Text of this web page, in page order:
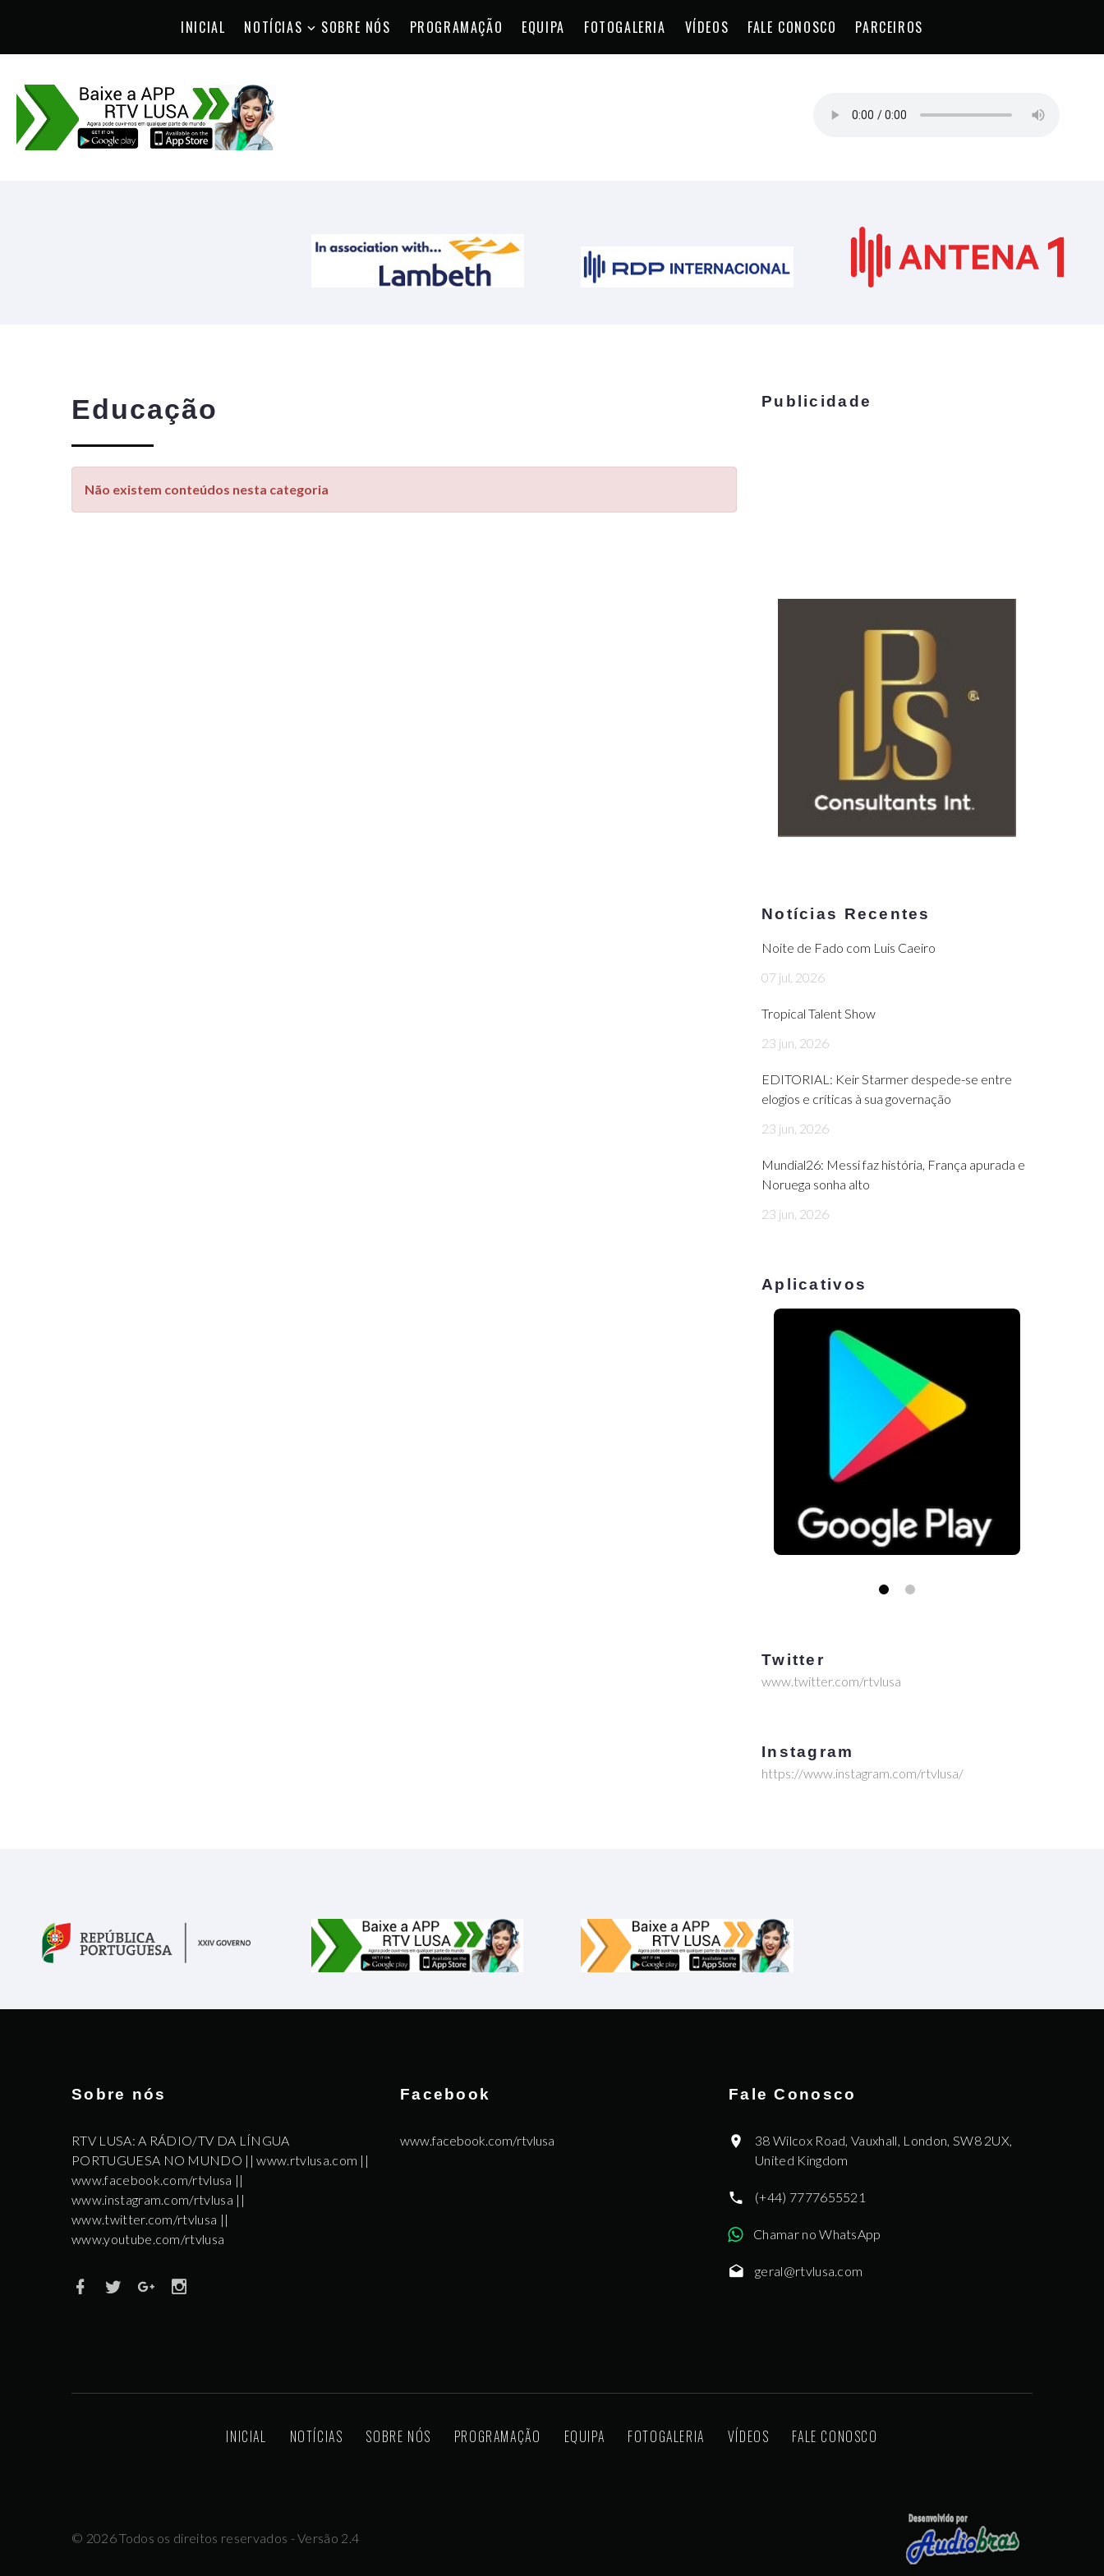
INICIAL NOTÍCIAS SOBRE NÓS PROGRAMAÇÃO EQUIPA FOTOGALERIA VÍDEOS FALE CONOSCO PARCEIROS
Educação
Não existem conteúdos nesta categoria
Publicidade
Notícias Recentes
Noite de Fado com Luis Caeiro
07 jul, 2026
Tropical Talent Show
23 jun, 2026
EDITORIAL: Keir Starmer despede-se entre
elogios e críticas à sua governação
23 jun, 2026
Mundial26: Messi faz história, França apurada e
Noruega sonha alto
23 jun, 2026
Aplicativos
Twitter
www.twitter.com/rtvlusa
Instagram
https://www.instagram.com/rtvlusa/
Sobre nós
RTV LUSA: A RÁDIO/TV DA LÍNGUA
PORTUGUESA NO MUNDO || www.rtvlusa.com ||
www.facebook.com/rtvlusa ||
www.instagram.com/rtvlusa ||
www.twitter.com/rtvlusa ||
www.youtube.com/rtvlusa
Facebook
www.facebook.com/rtvlusa
Fale Conosco
38 Wilcox Road, Vauxhall, London, SW8 2UX,
United Kingdom
(+44) 7777655521
Chamar no WhatsApp
geral@rtvlusa.com
INICIAL NOTÍCIAS SOBRE NÓS PROGRAMAÇÃO EQUIPA FOTOGALERIA VÍDEOS FALE CONOSCO
© 2026Todos os direitos reservados - Versão 2.4